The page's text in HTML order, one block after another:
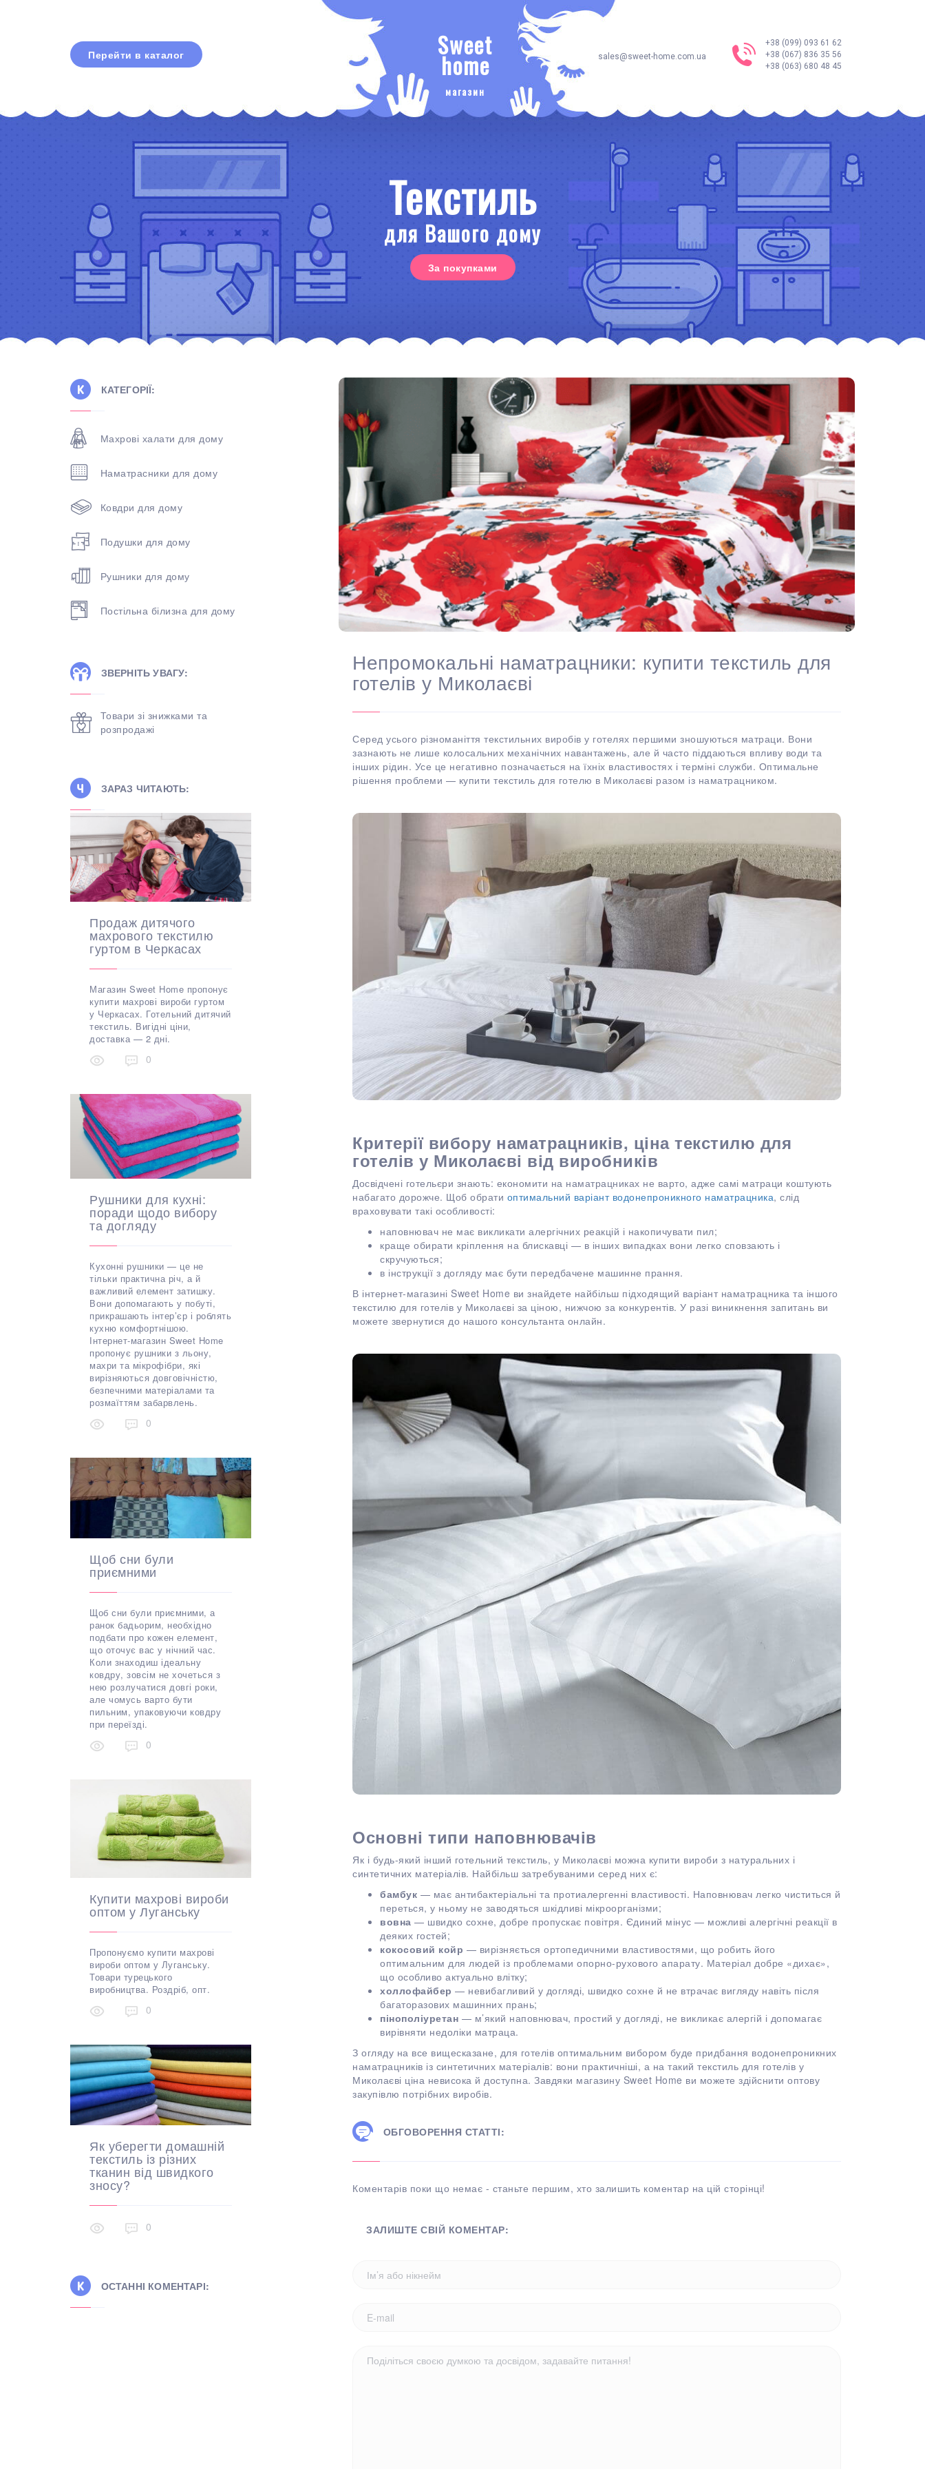
Перейти в каталог Sweet
home
магазин
sales@sweet-home.com.ua
+38 (099) 093 61 62
+38 (067) 836 35 56
+38 (063) 680 48 45
Текстиль
для Вашого дому
За покупками
Непромокальні наматрацники: купити текстиль для
готелів у Миколаєві
Серед усього різноманіття текстильних виробів у готелях першими зношуються матраци. Вони
зазнають не лише колосальних механічних навантажень, але й часто піддаються впливу води та
інших рідин. Усе це негативно позначається на їхніх властивостях і терміні служби. Оптимальне
рішення проблеми — купити текстиль для готелю в Миколаєві разом із наматрацником.
Критерії вибору наматрацників, ціна текстилю для
готелів у Миколаєві від виробників
Досвідчені готельєри знають: економити на наматрацниках не варто, адже самі матраци коштують
набагато дорожче. Щоб обрати оптимальний варіант водонепроникного наматрацника, слід
враховувати такі особливості:
наповнювач не має викликати алергічних реакцій і накопичувати пил;
краще обирати кріплення на блискавці — в інших випадках вони легко сповзають і
скручуються;
в інструкції з догляду має бути передбачене машинне прання.
В інтернет-магазині Sweet Home ви знайдете найбільш підходящий варіант наматрацника та іншого
текстилю для готелів у Миколаєві за ціною, нижчою за конкурентів. У разі виникнення запитань ви
можете звернутися до нашого консультанта онлайн.
Основні типи наповнювачів
Як і будь-який інший готельний текстиль, у Миколаєві можна купити вироби з натуральних і
синтетичних матеріалів. Найбільш затребуваними серед них є:
бамбук — має антибактеріальні та протиалергенні властивості. Наповнювач легко чиститься й
переться, у ньому не заводяться шкідливі мікроорганізми;
вовна — швидко сохне, добре пропускає повітря. Єдиний мінус — можливі алергічні реакції в
деяких гостей;
кокосовий койр — вирізняється ортопедичними властивостями, що робить його
оптимальним для людей із проблемами опорно-рухового апарату. Матеріал добре «дихає»,
що особливо актуально влітку;
холлофайбер — невибагливий у догляді, швидко сохне й не втрачає вигляду навіть після
багаторазових машинних прань;
пінополіуретан — м’який наповнювач, простий у догляді, не викликає алергій і допомагає
вирівняти недоліки матраца.
З огляду на все вищесказане, для готелів оптимальним вибором буде придбання водонепроникних
наматрацників із синтетичних матеріалів: вони практичніші, а на такий текстиль для готелів у
Миколаєві ціна невисока й доступна. Завдяки магазину Sweet Home ви можете здійснити оптову
закупівлю потрібних виробів.
ОБГОВОРЕННЯ СТАТТІ:
Коментарів поки що немає - станьте першим, хто залишить коментар на цій сторінці!
ЗАЛИШТЕ СВІЙ КОМЕНТАР:
КАТЕГОРІЇ:
Махрові халати для дому
Наматрасники для дому
Ковдри для дому
Подушки для дому
Рушники для дому
Постільна білизна для дому
ЗВЕРНІТЬ УВАГУ:
Товари зі знижками та
розпродажі
ЗАРАЗ ЧИТАЮТЬ:
Продаж дитячого
махрового текстилю
гуртом в Черкасах
Магазин Sweet Home пропонує
купити махрові вироби гуртом
у Черкасах. Готельний дитячий
текстиль. Вигідні ціни,
доставка — 2 дні.
0
Рушники для кухні:
поради щодо вибору
та догляду
Кухонні рушники — це не
тільки практична річ, а й
важливий елемент затишку.
Вони допомагають у побуті,
прикрашають інтер’єр і роблять
кухню комфортнішою.
Інтернет-магазин Sweet Home
пропонує рушники з льону,
махри та мікрофібри, які
вирізняються довговічністю,
безпечними матеріалами та
розмаїттям забарвлень.
0
Щоб сни були
приємними
Щоб сни були приємними, а
ранок бадьорим, необхідно
подбати про кожен елемент,
що оточує вас у нічний час.
Коли знаходиш ідеальну
ковдру, зовсім не хочеться з
нею розлучатися довгі роки,
але чомусь варто бути
пильним, упаковуючи ковдру
при переїзді.
0
Купити махрові вироби
оптом у Луганську
Пропонуємо купити махрові
вироби оптом у Луганську.
Товари турецького
виробництва. Роздріб, опт.
0
Як уберегти домашній
текстиль із різних
тканин від швидкого
зносу?
0
ОСТАННІ КОМЕНТАРІ: